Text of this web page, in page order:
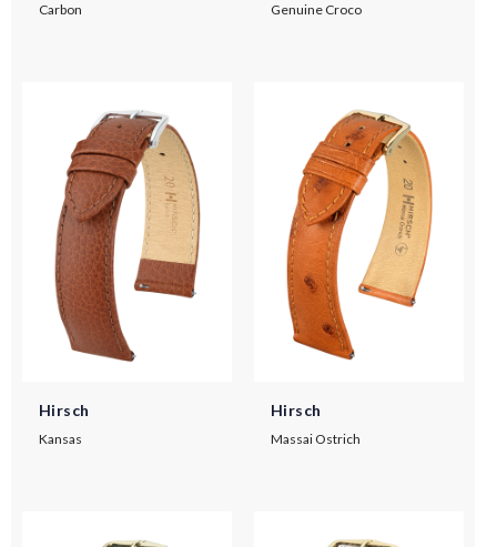
Carbon Genuine Croco
Hirsch
Kansas
Hirsch
Massai Ostrich